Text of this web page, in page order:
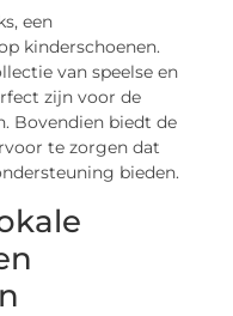
een
kinderschoenen.
van speelse en
zijn voor de
Bovendien biedt de
te zorgen dat
bieden.